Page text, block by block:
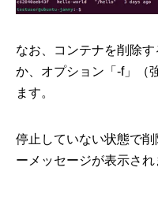
なお、コンテナを削除
か、オプション「-f」（
ます。
停止していない状態で
ーメッセージが表示され